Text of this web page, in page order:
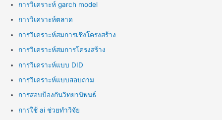
การวิเคราะห์ garch model
การวิเคราะห์ตลาด
การวิเคราะห์สมการเชิงโครงสร้าง
การวิเคราะห์สมการโครงสร้าง
การวิเคราะห์แบบ DID
การวิเคราะห์แบบสอบถาม
การสอบป้องกันวิทยานิพนธ์
การใช้ ai ช่วยทำวิจัย